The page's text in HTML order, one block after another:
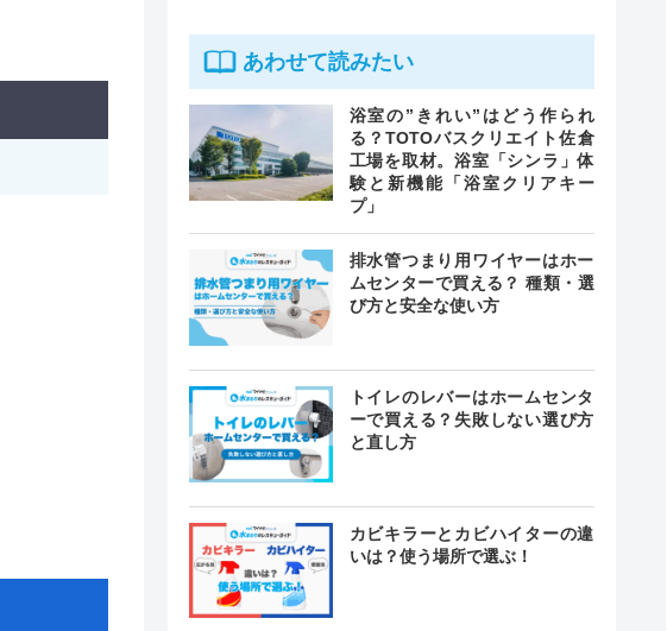
あわせて読みたい
浴室の”きれい”はどう作られ
る？TOTOバスクリエイト佐倉
工場を取材。浴室「シンラ」体
験と新機能「浴室クリアキー
プ」
排水管つまり用ワイヤーはホー
ムセンターで買える？ 種類・選
び方と安全な使い方
トイレのレバーはホームセンタ
ーで買える？失敗しない選び方
と直し方
カビキラーとカビハイターの違
いは？使う場所で選ぶ！